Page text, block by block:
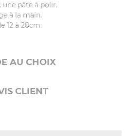
pâte à polir.
à la main.
12 à 28cm.
AU CHOIX
CLIENT